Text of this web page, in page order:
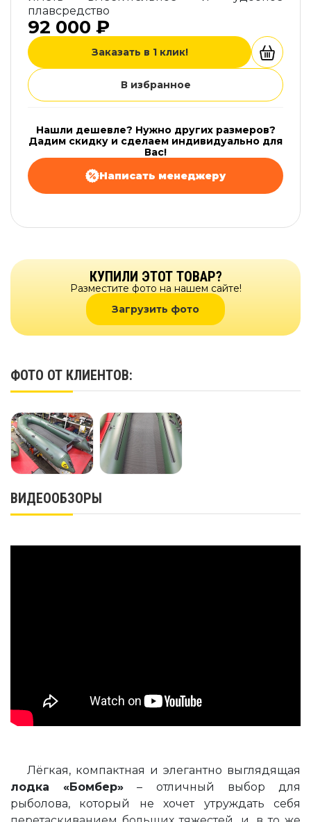
плавсредство
92 000 ₽
Заказать в 1 клик!
В избранное
Нашли дешевле? Нужно других размеров?
Дадим скидку и сделаем индивидуально для
Вас!
Написать менеджеру
КУПИЛИ ЭТОТ ТОВАР?
Разместите фото на нашем сайте!
Загрузить фото
ФОТО ОТ КЛИЕНТОВ:
ВИДЕООБЗОРЫ
Лёгкая, компактная и элегантно выглядящая
лодка «Бомбер» – отличный выбор для
рыболова, который не хочет утруждать себя